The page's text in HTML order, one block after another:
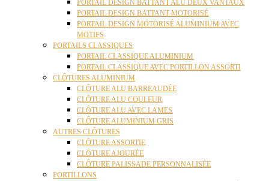
PORTAIL DESIGN BATTANT ALU DEUX VANTAUX
PORTAIL DESIGN BATTANT MOTORISÉ
PORTAIL DESIGN MOTORISÉ ALUMINIUM AVEC
MOTIFS
PORTAILS CLASSIQUES
PORTAIL CLASSIQUE ALUMINIUM
PORTAIL CLASSIQUE AVEC PORTILLON ASSORTI
CLÔTURES ALUMINIUM
CLÔTURE ALU BARREAUDÉE
CLÔTURE ALU COULEUR
CLÔTURE ALU AVEC LAMES
CLÔTURE ALUMINIUM GRIS
AUTRES CLÔTURES
CLÔTURE ASSORTIE
CLÔTURE AJOURÉE
CLÔTURE PALISSADE PERSONNALISÉE
PORTILLONS